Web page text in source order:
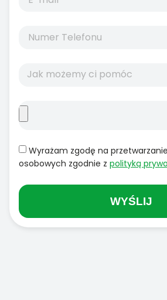
Wyrażam zgodę na
osobowych zgodnie z polityką
WYŚLIJ